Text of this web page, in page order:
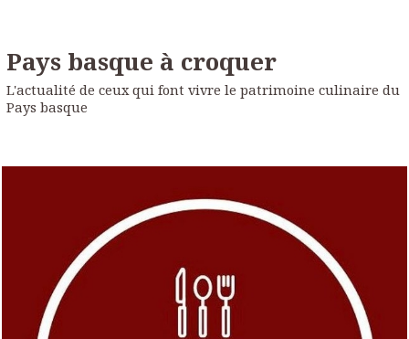
Pays basque à croquer
L'actualité de ceux qui font vivre le patrimoine culinaire du
Pays basque